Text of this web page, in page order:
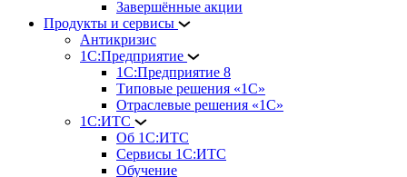
Завершённые акции
Продукты и сервисы
Антикризис
1С:Предприятие
1С:Предприятие 8
Типовые решения «1С»
Отраслевые решения «1С»
1С:ИТС
Об 1С:ИТС
Сервисы 1С:ИТС
Обучение